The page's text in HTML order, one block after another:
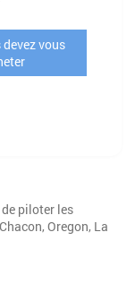
vous
piloter les
Oregon, La